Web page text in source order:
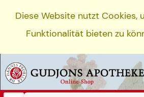
Diese Website nutzt Cookies,
Funktionalität bieten zu